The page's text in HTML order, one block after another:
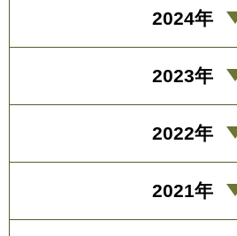
2024年
2023年
2022年
2021年